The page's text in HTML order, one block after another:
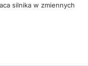
silnika w zmiennych